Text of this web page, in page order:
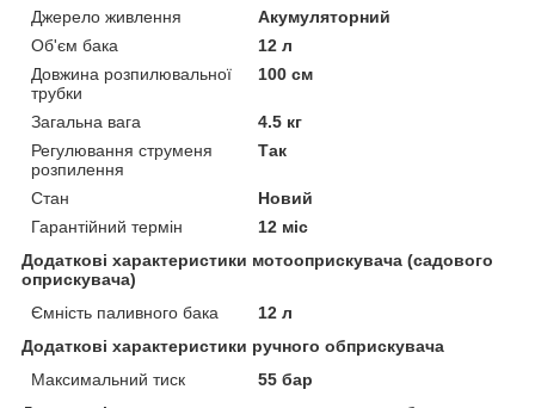
Джерело живлення
Акумуляторний
Об'єм бака
12 л
Довжина розпилювальної
трубки
100 см
Загальна вага
4.5 кг
Регулювання струменя
розпилення
Так
Стан
Новий
Гарантійний термін
12 міс
Додаткові характеристики мотооприскувача (садового
оприскувача)
Ємність паливного бака
12 л
Додаткові характеристики ручного обприскувача
Максимальний тиск
55 бар